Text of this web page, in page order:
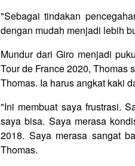
"Sebagai tindakan
dengan mudah menjadi lebih
Mundur dari Giro menjadi
Tour de France 2020, Thomas
Thomas. Ia harus angkat kaki
"Ini membuat saya frustrasi.
saya bisa. Saya merasa
2018. Saya merasa sangat
Thomas.